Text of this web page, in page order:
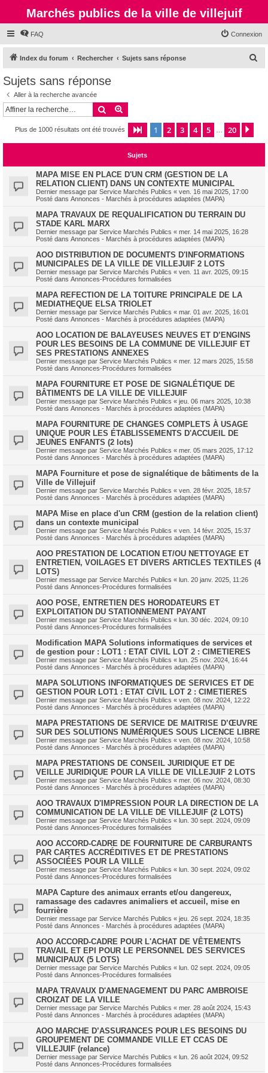
Marchés publics de la ville de villejuif
FAQ Connexion
Index du forum Rechercher Sujets sans réponse
c
Sujets sans réponse
Aller à la recherche avancée
Rechercher
Plus de 1000 résultats ont été trouvés Page 1sur20
1 2 3 4 5 20
Sujets
MAPA MISE EN PLACE D'UN CRM (GESTION DE LA
RELATION CLIENT) DANS UN CONTEXTE MUNICIPAL
Dernier message par Service Marchés Publics « ven. 16 mai 2025, 17:00
Posté dans Annonces - Marchés à procédures adaptées (MAPA)
MAPA TRAVAUX DE REQUALIFICATION DU TERRAIN DU
STADE KARL MARX
Dernier message par Service Marchés Publics « mer. 14 mai 2025, 16:28
Posté dans Annonces - Marchés à procédures adaptées (MAPA)
AOO DISTRIBUTION DE DOCUMENTS D'INFORMATIONS
MUNICIPALES DE LA VILLE DE VILLEJUIF 2 LOTS
Dernier message par Service Marchés Publics « ven. 11 avr. 2025, 09:15
Posté dans Annonces-Procédures formalisées
MAPA REFECTION DE LA TOITURE PRINCIPALE DE LA
MEDIATHEQUE ELSA TRIOLET
Dernier message par Service Marchés Publics « mar. 01 avr. 2025, 16:01
Posté dans Annonces - Marchés à procédures adaptées (MAPA)
AOO LOCATION DE BALAYEUSES NEUVES ET D’ENGINS
POUR LES BESOINS DE LA COMMUNE DE VILLEJUIF ET
SES PRESTATIONS ANNEXES
Dernier message par Service Marchés Publics « mer. 12 mars 2025, 15:58
Posté dans Annonces-Procédures formalisées
MAPA FOURNITURE ET POSE DE SIGNALÉTIQUE DE
BÂTIMENTS DE LA VILLE DE VILLEJUIF
Dernier message par Service Marchés Publics « jeu. 06 mars 2025, 10:38
Posté dans Annonces - Marchés à procédures adaptées (MAPA)
MAPA FOURNITURE DE CHANGES COMPLETS À USAGE
UNIQUE POUR LES ÉTABLISSEMENTS D'ACCUEIL DE
JEUNES ENFANTS (2 lots)
Dernier message par Service Marchés Publics « mer. 05 mars 2025, 17:12
Posté dans Annonces - Marchés à procédures adaptées (MAPA)
MAPA Fourniture et pose de signalétique de bâtiments de la
Ville de Villejuif
Dernier message par Service Marchés Publics « ven. 28 févr. 2025, 18:57
Posté dans Annonces - Marchés à procédures adaptées (MAPA)
MAPA Mise en place d'un CRM (gestion de la relation client)
dans un contexte municipal
Dernier message par Service Marchés Publics « ven. 14 févr. 2025, 15:37
Posté dans Annonces - Marchés à procédures adaptées (MAPA)
AOO PRESTATION DE LOCATION ET/OU NETTOYAGE ET
ENTRETIEN, VOILAGES ET DIVERS ARTICLES TEXTILES (4
LOTS)
Dernier message par Service Marchés Publics « lun. 20 janv. 2025, 11:26
Posté dans Annonces-Procédures formalisées
AOO POSE, ENTRETIEN DES HORODATEURS ET
EXPLOITATION DU STATIONNEMENT PAYANT
Dernier message par Service Marchés Publics « lun. 30 déc. 2024, 09:10
Posté dans Annonces-Procédures formalisées
Modification MAPA Solutions informatiques de services et
de gestion pour : LOT1 : ETAT CIVIL LOT 2 : CIMETIERES
Dernier message par Service Marchés Publics « lun. 25 nov. 2024, 16:44
Posté dans Annonces - Marchés à procédures adaptées (MAPA)
MAPA SOLUTIONS INFORMATIQUES DE SERVICES ET DE
GESTION POUR LOT1 : ETAT CIVIL LOT 2 : CIMETIERES
Dernier message par Service Marchés Publics « ven. 08 nov. 2024, 12:22
Posté dans Annonces - Marchés à procédures adaptées (MAPA)
MAPA PRESTATIONS DE SERVICE DE MAITRISE D’ŒUVRE
SUR DES SOLUTIONS NUMÉRIQUES SOUS LICENCE LIBRE
Dernier message par Service Marchés Publics « ven. 08 nov. 2024, 10:58
Posté dans Annonces - Marchés à procédures adaptées (MAPA)
MAPA PRESTATIONS DE CONSEIL JURIDIQUE ET DE
VEILLE JURIDIQUE POUR LA VILLE DE VILLEJUIF 2 LOTS
Dernier message par Service Marchés Publics « mer. 06 nov. 2024, 08:30
Posté dans Annonces - Marchés à procédures adaptées (MAPA)
AOO TRAVAUX D'IMPRESSION POUR LA DIRECTION DE LA
COMMUNICATION DE LA VILLE DE VILLEJUIF (2 LOTS)
Dernier message par Service Marchés Publics « lun. 30 sept. 2024, 09:09
Posté dans Annonces-Procédures formalisées
AOO ACCORD-CADRE DE FOURNITURE DE CARBURANTS
PAR CARTES ACCRÉDITIVES ET DE PRESTATIONS
ASSOCIÉES POUR LA VILLE
Dernier message par Service Marchés Publics « lun. 30 sept. 2024, 09:02
Posté dans Annonces-Procédures formalisées
MAPA Capture des animaux errants et/ou dangereux,
ramassage des cadavres animaliers et accueil, mise en
fourrière
Dernier message par Service Marchés Publics « jeu. 26 sept. 2024, 18:35
Posté dans Annonces - Marchés à procédures adaptées (MAPA)
AOO ACCORD-CADRE POUR L'ACHAT DE VÊTEMENTS
TRAVAIL ET EPI POUR LE PERSONNEL DES SERVICES
MUNICIPAUX (5 LOTS)
Dernier message par Service Marchés Publics « lun. 02 sept. 2024, 09:05
Posté dans Annonces-Procédures formalisées
MAPA TRAVAUX D'AMENAGEMENT DU PARC AMBROISE
CROIZAT DE LA VILLE
Dernier message par Service Marchés Publics « mer. 28 août 2024, 15:43
Posté dans Annonces - Marchés à procédures adaptées (MAPA)
AOO MARCHE D’ASSURANCES POUR LES BESOINS DU
GROUPEMENT DE COMMANDE VILLE ET CCAS DE
VILLEJUIF (relance)
Dernier message par Service Marchés Publics « lun. 26 août 2024, 09:52
Posté dans Annonces-Procédures formalisées